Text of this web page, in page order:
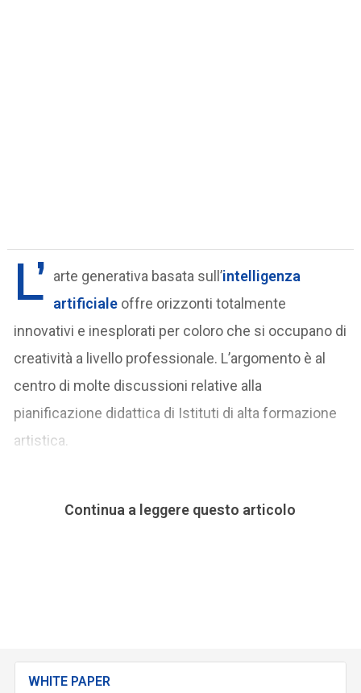
L’ arte generativa basata sull’intelligenza
artificiale offre orizzonti totalmente
innovativi e inesplorati per coloro che si occupano di
creatività a livello professionale. L’argomento è al
centro di molte discussioni relative alla
pianificazione didattica di Istituti di alta formazione
artistica.
Continua a leggere questo articolo
WHITE PAPER